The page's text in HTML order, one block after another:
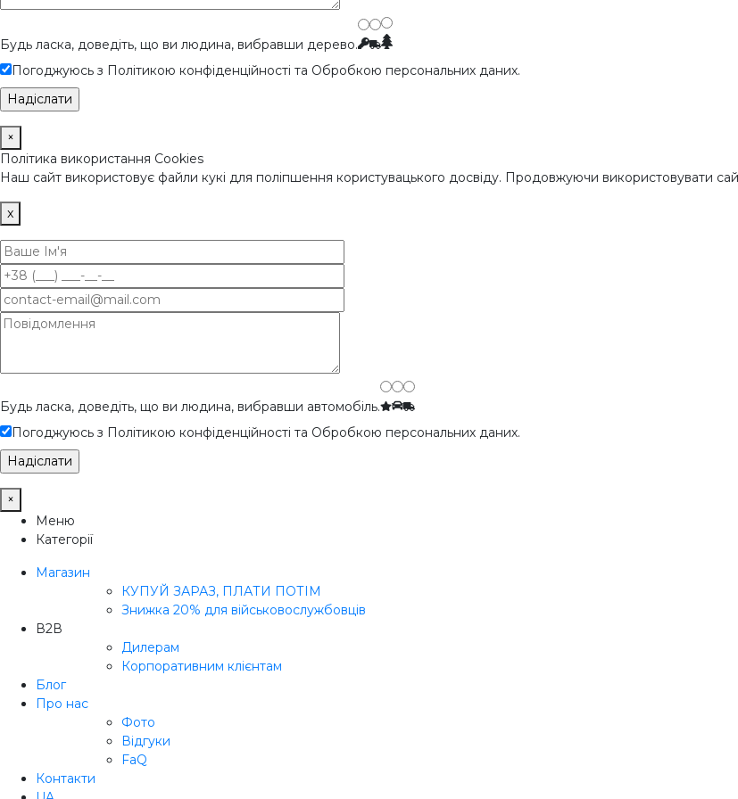
Будь ласка, доведіть, що ви людина, вибравши дерево.
Погоджуюсь з Політикою конфіденційності та Обробкою персональних даних.
×
Політика використання Cookies
Наш сайт використовує файли кукі для поліпшення користувацького досвіду. Продовжуючи використовувати
x
Будь ласка, доведіть, що ви людина, вибравши автомобіль.
Погоджуюсь з Політикою конфіденційності та Обробкою персональних даних.
×
Меню
Категорії
Магазин
КУПУЙ ЗАРАЗ, ПЛАТИ ПОТІМ
Знижка 20% для військовослужбовців
В2В
Дилерам
Корпоративним клієнтам
Блог
Про нас
Фото
Відгуки
FaQ
Контакти